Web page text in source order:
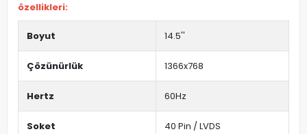
özellikleri:
Boyut 14.5''
Çözünürlük 1366x768
Hertz 60Hz
Soket 40 Pin / LVDS